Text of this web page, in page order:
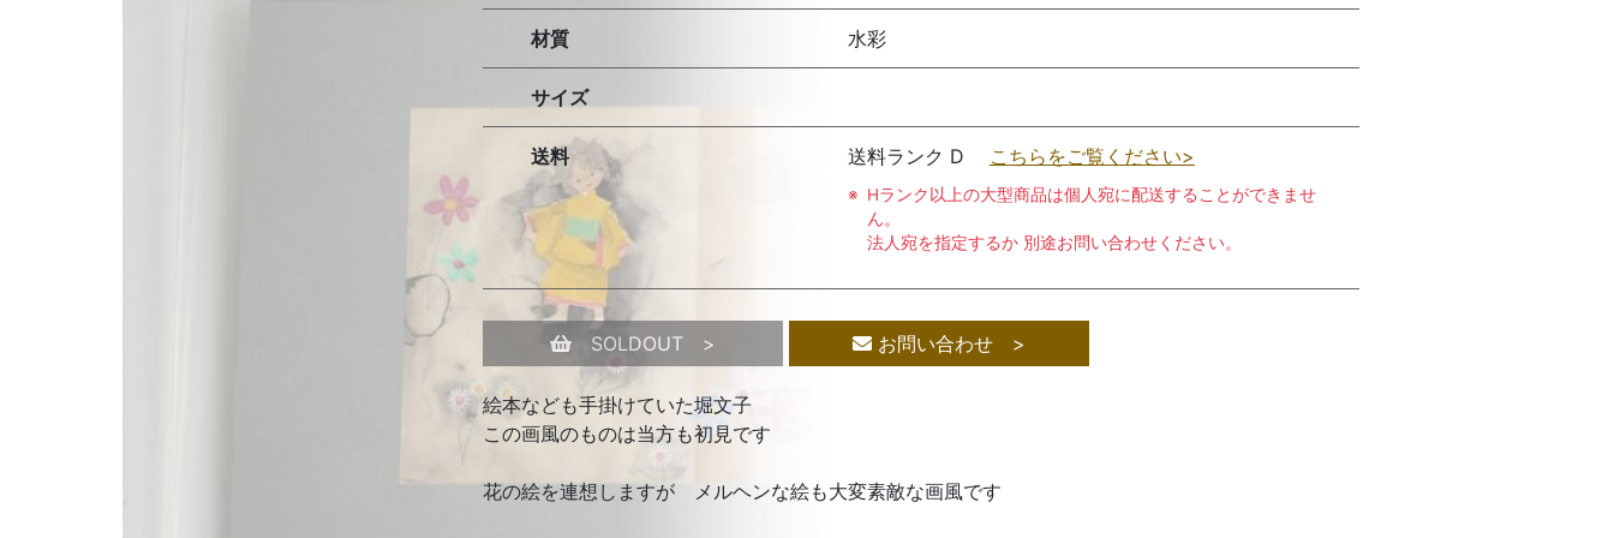
材質 水彩
サイズ
送料 送料ランク D こちらをご覧ください>
Hランク以上の大型商品は個人宛に配送することができませ
ん。
法人宛を指定するか 別途お問い合わせください。
SOLDOUT > お問い合わせ >
絵本なども手掛けていた堀文子
この画風のものは当方も初見です
花の絵を連想しますが メルヘンな絵も大変素敵な画風です